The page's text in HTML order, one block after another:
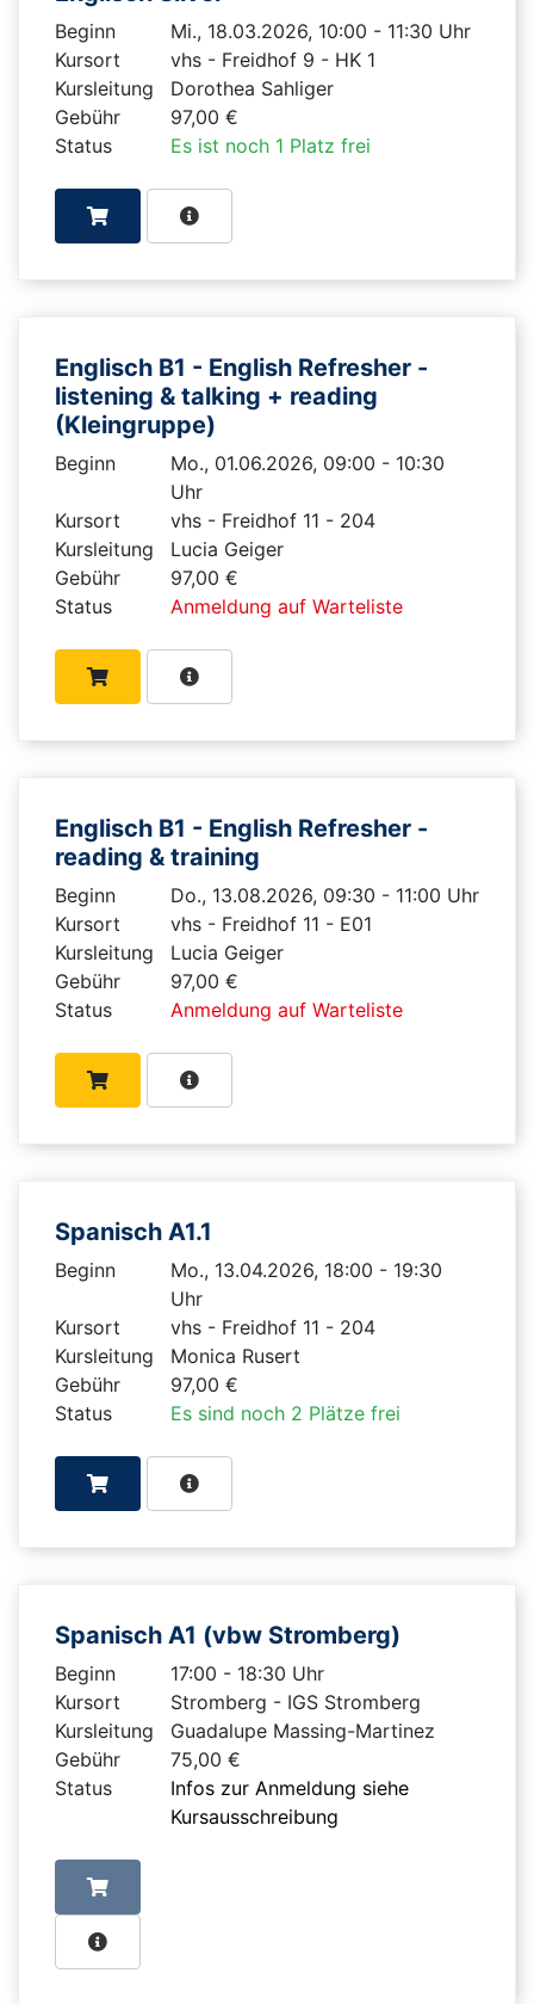
Beginn
Mi., 18.03.2026, 10:00 - 11:30 Uhr
Kursort
vhs - Freidhof 9 - HK 1
Kursleitung
Dorothea Sahliger
Gebühr
97,00 €
Status
Es ist noch 1 Platz frei
Englisch B1 - English Refresher -
listening & talking + reading
(Kleingruppe)
Beginn
Mo., 01.06.2026, 09:00 - 10:30
Uhr
Kursort
vhs - Freidhof 11 - 204
Kursleitung
Lucia Geiger
Gebühr
97,00 €
Status
Anmeldung auf Warteliste
Englisch B1 - English Refresher -
reading & training
Beginn
Do., 13.08.2026, 09:30 - 11:00 Uhr
Kursort
vhs - Freidhof 11 - E01
Kursleitung
Lucia Geiger
Gebühr
97,00 €
Status
Anmeldung auf Warteliste
Spanisch A1.1
Beginn
Mo., 13.04.2026, 18:00 - 19:30
Uhr
Kursort
vhs - Freidhof 11 - 204
Kursleitung
Monica Rusert
Gebühr
97,00 €
Status
Es sind noch 2 Plätze frei
Spanisch A1 (vbw Stromberg)
Beginn
17:00 - 18:30 Uhr
Kursort
Stromberg - IGS Stromberg
Kursleitung
Guadalupe Massing-Martinez
Gebühr
75,00 €
Status
Infos zur Anmeldung siehe
Kursausschreibung